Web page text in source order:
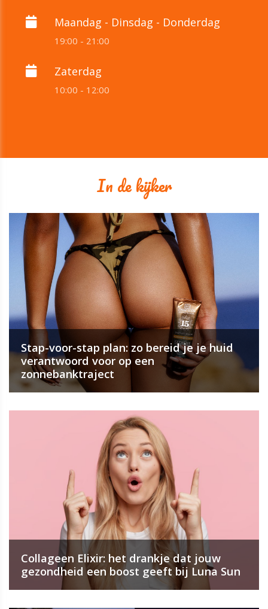
Maandag - Dinsdag - Donderdag
19:00 - 21:00
Zaterdag
10:00 - 12:00
In de kijker
Stap-voor-stap plan: zo bereid je je huid
verantwoord voor op een
zonnebanktraject
Collageen Elixir: het drankje dat jouw
gezondheid een boost geeft bij Luna Sun